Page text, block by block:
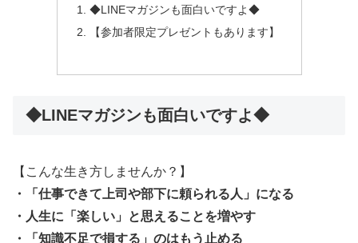
◆LINEマガジンも面白いですよ◆
【参加者限定プレゼントもあります】
◆LINEマガジンも面白いですよ◆
【こんな生き方しませんか？】
・「仕事できて上司や部下に頼られる人」になる
・人生に「楽しい」と思えることを増やす
・「知識不足で損する」のはもう止める